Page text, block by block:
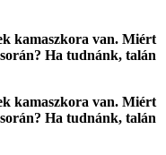
kamaszkora van. Miért
Ha tudnánk, talán
kamaszkora van. Miért
Ha tudnánk, talán